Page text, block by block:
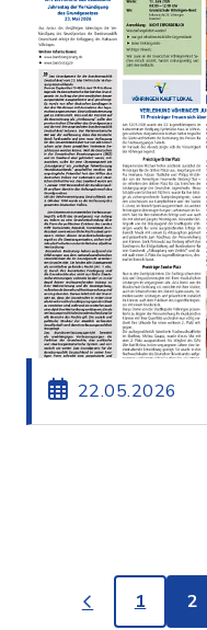
22.05.2026
1 2